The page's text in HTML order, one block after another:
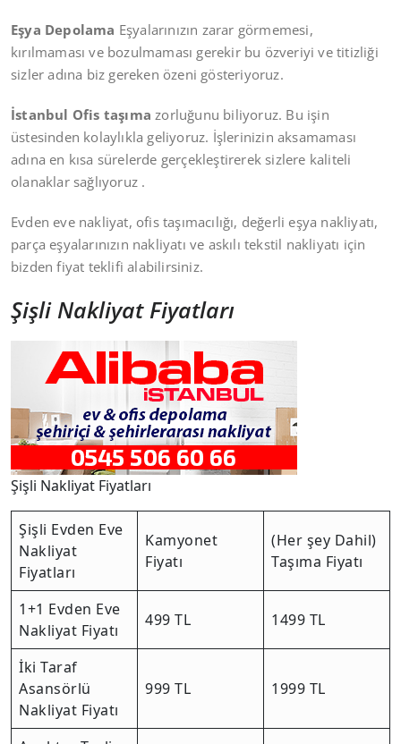
Eşya Depolama Eşyalarınızın zarar görmemesi,
kırılmaması ve bozulmaması gerekir bu özveriyi ve titizliği
sizler adına biz gereken özeni gösteriyoruz.
İstanbul Ofis taşımazorluğunu biliyoruz. Bu işin
üstesinden kolaylıkla geliyoruz. İşlerinizin aksamaması
adına en kısa sürelerde gerçekleştirerek sizlere kaliteli
olanaklar sağlıyoruz .
Evden eve nakliyat, ofis taşımacılığı, değerli eşya nakliyatı,
parça eşyalarınızın nakliyatı ve askılı tekstil nakliyatı için
bizden fiyat teklifi alabilirsiniz.
Şişli Nakliyat Fiyatları
Şişli Nakliyat Fiyatları
Şişli Evden Eve
Nakliyat
Fiyatları
Kamyonet
Fiyatı
(Her şey Dahil)
Taşıma Fiyatı
1+1 Evden Eve
Nakliyat Fiyatı
499 TL 1499 TL
İki Taraf
Asansörlü
Nakliyat Fiyatı
999 TL 1999 TL